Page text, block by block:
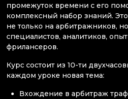
промежуток времени с его
комплексный набор знаний.
не только на арбитражников,
специалистов, аналитиков,
фрилансеров.
Курс состоит из 10-ти
каждом уроке новая тема:
Вхождение в арбитраж